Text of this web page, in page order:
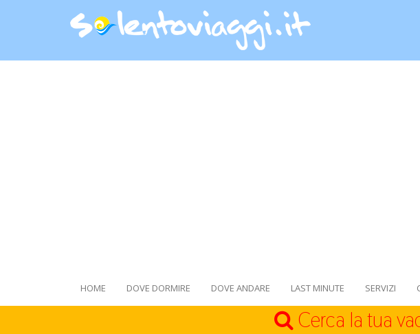
HOME DOVE DORMIRE DOVE ANDARE LAST MINUTE SERVIZI
Cerca la tua